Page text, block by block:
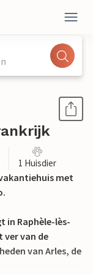
1 Huisdier
met
in Raphèle-lès-
ver van de
van Arles, de